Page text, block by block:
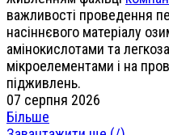
важливості проведення
насіннєвого матеріалу
амінокислотами та
мікроелементами і на
підживлень.
07 серпня 2026
Більше